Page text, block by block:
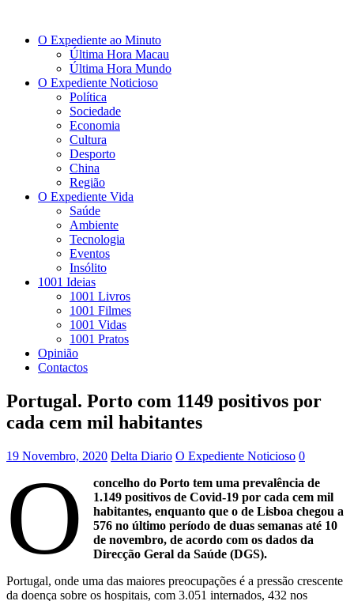
O Expediente ao Minuto
Última Hora Macau
Última Hora Mundo
O Expediente Noticioso
Política
Sociedade
Economia
Cultura
Desporto
China
Região
O Expediente Vida
Saúde
Ambiente
Tecnologia
Eventos
Insólito
1001 Ideias
1001 Livros
1001 Filmes
1001 Vidas
1001 Pratos
Opinião
Contactos
Portugal. Porto com 1149 positivos por
cada cem mil habitantes
19 Novembro, 2020 Delta Diario O Expediente Noticioso 0
O
concelho do Porto tem uma prevalência de
1.149 positivos de Covid-19 por cada cem mil
habitantes, enquanto que o de Lisboa chegou a
576 no último período de duas semanas até 10
de novembro, de acordo com os dados da
Direcção Geral da Saúde (DGS).
Portugal, onde uma das maiores preocupações é a pressão crescente
da doença sobre os hospitais, com 3.051 internados, 432 nos